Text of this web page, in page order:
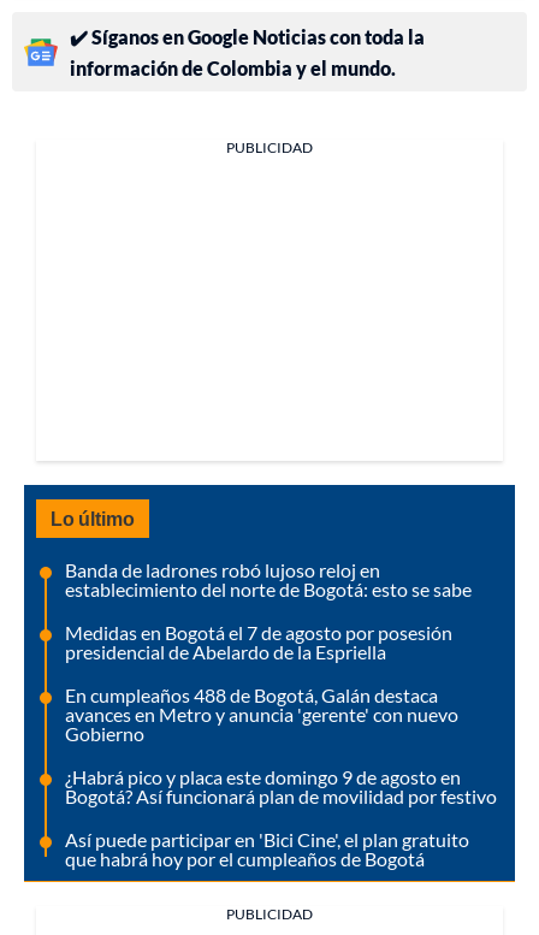
✔️ Síganos en Google Noticias con toda la
información de Colombia y el mundo.
PUBLICIDAD
Lo último
Banda de ladrones robó lujoso reloj en
establecimiento del norte de Bogotá: esto se sabe
Medidas en Bogotá el 7 de agosto por posesión
presidencial de Abelardo de la Espriella
En cumpleaños 488 de Bogotá, Galán destaca
avances en Metro y anuncia 'gerente' con nuevo
Gobierno
¿Habrá pico y placa este domingo 9 de agosto en
Bogotá? Así funcionará plan de movilidad por festivo
Así puede participar en 'Bici Cine', el plan gratuito
que habrá hoy por el cumpleaños de Bogotá
PUBLICIDAD